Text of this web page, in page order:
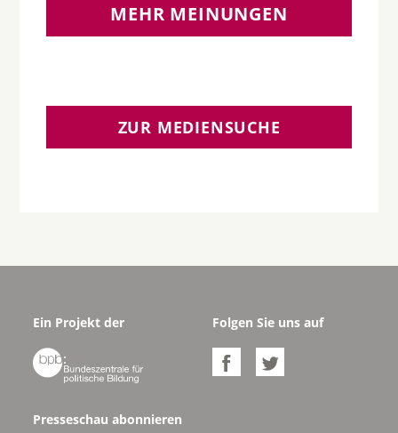
MEHR MEINUNGEN
ZUR MEDIENSUCHE
Ein Projekt der

Folgen Sie uns auf
 
Presseschau abonnieren